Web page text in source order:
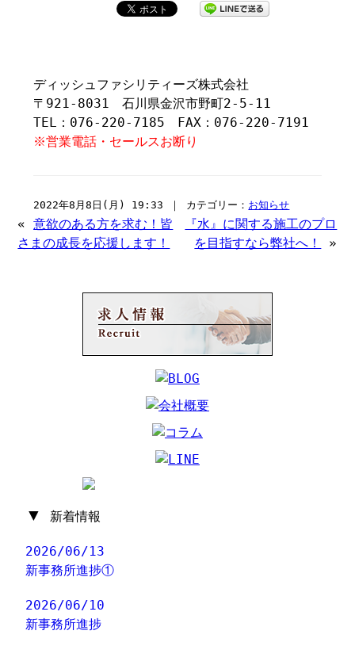
ディッシュファシリティーズ株式会社
〒921-8031 石川県金沢市野町2-5-11
TEL：076-220-7185 FAX：076-220-7191
※営業電話・セールスお断り
2022年8月8日(月) 19:33 ｜ カテゴリー： お知らせ
«意欲のある方を求む！皆
さまの成長を応援します！
『水』に関する施工のプロ
を目指すなら弊社へ！
»
▼ 新着情報
2026/06/13
新事務所進捗①
2026/06/10
新事務所進捗